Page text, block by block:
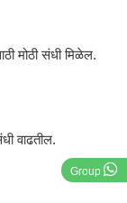
Group
मोठी संधी मिळेल.
वाढतील.